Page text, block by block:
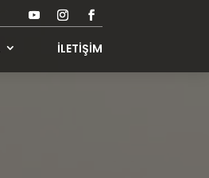
İLETİŞİM